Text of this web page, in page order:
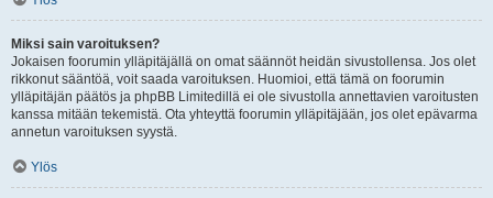
Miksi sain varoituksen?
Jokaisen foorumin ylläpitäjällä on omat säännöt heidän sivustollensa. Jos olet
rikkonut sääntöä, voit saada varoituksen. Huomioi, että tämä on foorumin
ylläpitäjän päätös ja phpBB Limitedillä ei ole sivustolla annettavien varoitusten
kanssa mitään tekemistä. Ota yhteyttä foorumin ylläpitäjään, jos olet epävarma
annetun varoituksen syystä.
Ylös